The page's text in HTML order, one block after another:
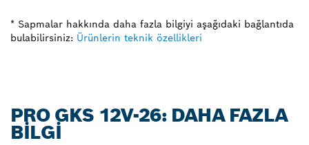
* Sapmalar hakkında daha fazla bilgiyi aşağıdaki bağlantıda
bulabilirsiniz: Ürünlerin teknik özellikleri
PRO GKS 12V-26: DAHA FAZLA
BILGI